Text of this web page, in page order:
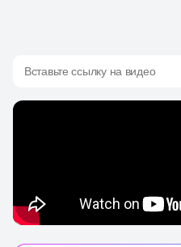
Вставьте ссылку на видео